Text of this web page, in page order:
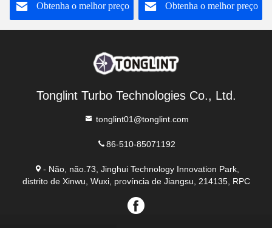
com motor OM501LA
Euro-3
Obtenha o melhor preço
motor PESAGUS QSL
Obtenha o melhor preço
Tonglint Turbo Technologies Co., Ltd.
tonglint01@tonglint.com
86-510-85071192
- Não, não.73, Jinghui Technology Innovation Park,
distrito de Xinwu, Wuxi, província de Jiangsu, 214135, RPC